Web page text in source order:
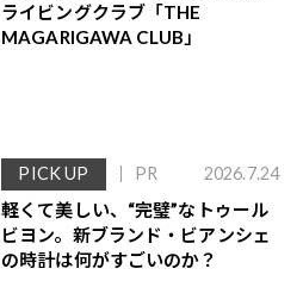
ライビングクラブ「THE
MAGARIGAWA CLUB」
PICK UP PR 2026.7.24
軽くて美しい、“完璧”なトゥール
ビヨン。新ブランド・ビアンシェ
の時計は何がすごいのか？